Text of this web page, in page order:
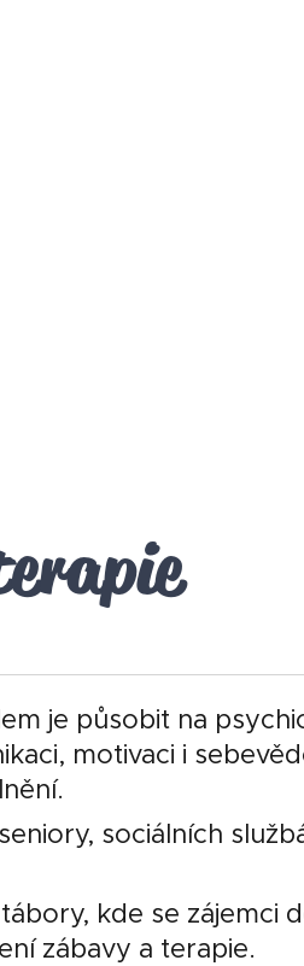
je působit na
motivaci i
sociálních
kde se zájemci
zábavy a terapie.